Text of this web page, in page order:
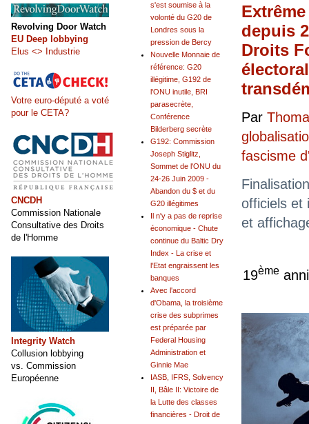
depuis
Droits
Par
fascisme
officiels
et
19ème
s'est soumise à la
volonté du G20 de
Londres sous la
pression de Bercy
Nouvelle Monnaie de
référence: G20
illégitime, G192 de
l'ONU inutile, BRI
parasecrète,
Conférence
Bilderberg secrète
G192: Commission
Joseph Stiglitz,
Sommet de l'ONU du
24-26 Juin 2009 -
Abandon du $ et du
G20 illégitimes
Il n'y a pas de reprise
économique - Chute
continue du Baltic Dry
Index - La crise et
l'Etat engraissent les
banques
Avec l'accord
d'Obama, la troisième
crise des subprimes
est préparée par
Federal Housing
Administration et
Ginnie Mae
IASB, IFRS, Solvency
II, Bâle II: Victoire de
la Lutte des classes
financières - Droit de
Revolving Door Watch
EU Deep lobbying
Elus <> Industrie
Votre euro-député a voté
pour le CETA?
CNCDH
Commission Nationale
Consultative des Droits
de l'Homme
Integrity Watch
Collusion lobbying
vs. Commission
Européenne